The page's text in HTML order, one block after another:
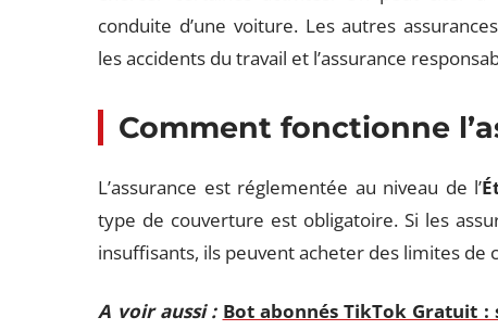
conduite d’une voiture. Les autres
les accidents du travail et l’assurance
Comment fonctionne
L’assurance est réglementée au niveau de l’
type de couverture est obligatoire. Si les
insuffisants, ils peuvent acheter des limites de
A voir aussi : Bot abonnés TikTok Gratuit